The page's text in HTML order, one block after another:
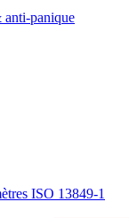
anti-panique
ISO 13849-1